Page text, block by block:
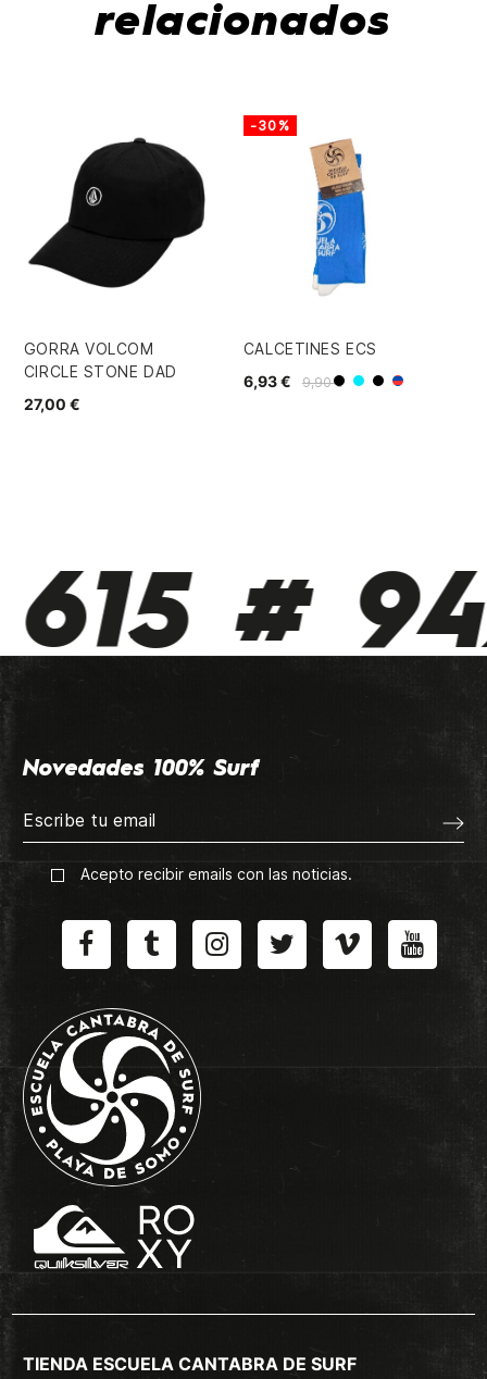
relacionados
GORRA VOLCOM
CIRCLE STONE DAD
27,00 €
CALCETINES ECS
9,90 €
6,93 € Negro
AzulBlanco/
Azul/Rojo
-30%
#
Novedades 100% Surf
Acepto recibir emails con las noticias.
TIENDA ESCUELA CANTABRA DE SURF